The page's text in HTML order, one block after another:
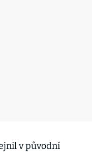
v původní